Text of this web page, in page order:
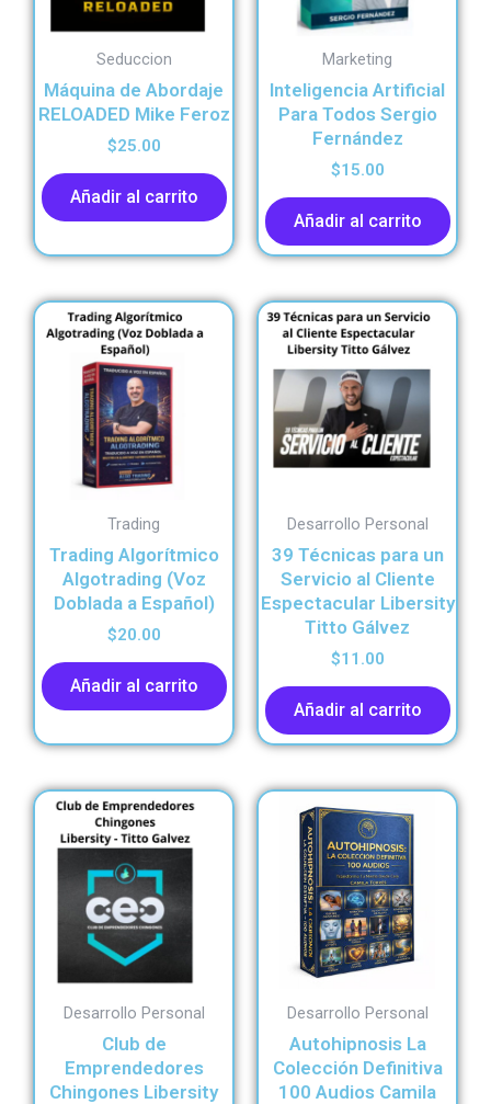
Seduccion
Máquina de Abordaje
RELOADED Mike Feroz
$25.00
Añadir al carrito
Marketing
Inteligencia Artificial
Para Todos Sergio
Fernández
$15.00
Añadir al carrito
Trading
Trading Algorítmico
Algotrading (Voz
Doblada a Español)
$20.00
Añadir al carrito
Desarrollo Personal
39 Técnicas para un
Servicio al Cliente
Espectacular Libersity
Titto Gálvez
$11.00
Añadir al carrito
Desarrollo Personal
Club de
Emprendedores
Chingones Libersity
Desarrollo Personal
Autohipnosis La
Colección Definitiva
100 Audios Camila